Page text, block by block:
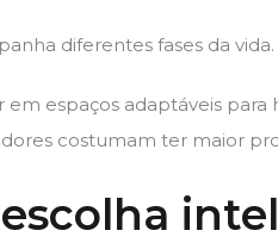
diferentes fases da vida.
em espaços adaptáveis
costumam ter maior